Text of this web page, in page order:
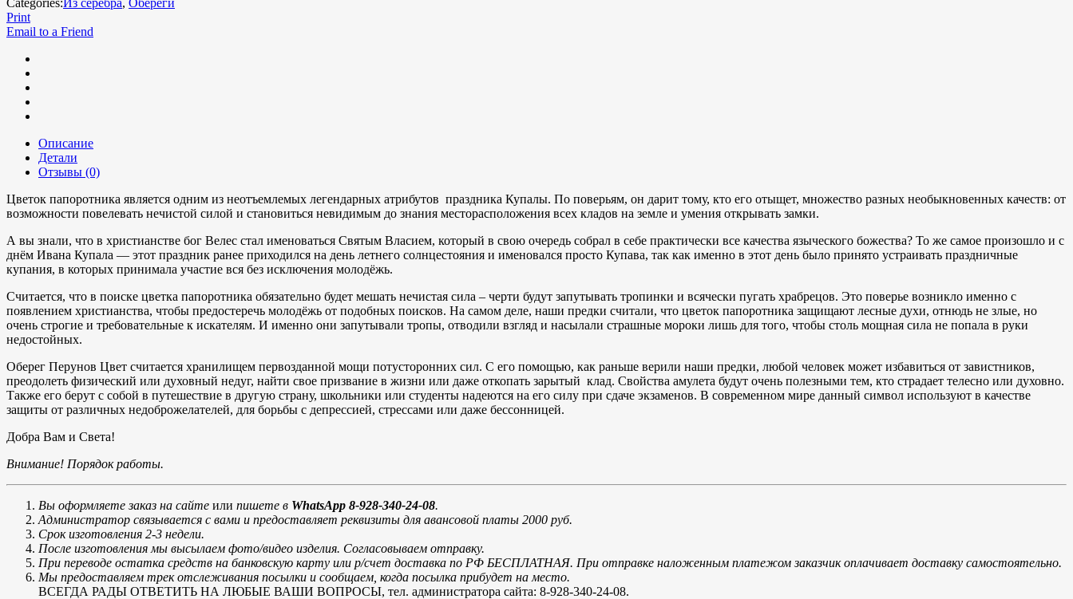
Print
Email to a Friend
Описание
Детали
Отзывы (0)
Цветок папоротника является одним из неотъемлемых легендарных атрибутов праздника Купалы. По поверьям, он дарит тому, кто его отыщет, множество разных необыкновенных качеств: от
возможности повелевать нечистой силой и становиться невидимым до знания месторасположения всех кладов на земле и умения открывать замки.
А вы знали, что в христианстве бог Велес стал именоваться Святым Власием, который в свою очередь собрал в себе практически все качества языческого божества? То же самое произошло и с
днём Ивана Купала — этот праздник ранее приходился на день летнего солнцестояния и именовался просто Купава, так как именно в этот день было принято устраивать праздничные
купания, в которых принимала участие вся без исключения молодёжь.
Считается, что в поиске цветка папоротника обязательно будет мешать нечистая сила – черти будут запутывать тропинки и всячески пугать храбрецов. Это поверье возникло именно с
появлением христианства, чтобы предостеречь молодёжь от подобных поисков. На самом деле, наши предки считали, что цветок папоротника защищают лесные духи, отнюдь не злые, но
очень строгие и требовательные к искателям. И именно они запутывали тропы, отводили взгляд и насылали страшные мороки лишь для того, чтобы столь мощная сила не попала в руки
недостойных.
Оберег Перунов Цвет считается хранилищем первозданной мощи потусторонних сил. С его помощью, как раньше верили наши предки, любой человек может избавиться от завистников,
преодолеть физический или духовный недуг, найти свое призвание в жизни или даже откопать зарытый клад. Свойства амулета будут очень полезными тем, кто страдает телесно или духовно.
Также его берут с собой в путешествие в другую страну, школьники или студенты надеются на его силу при сдаче экзаменов. В современном мире данный символ используют в качестве
защиты от различных недоброжелателей, для борьбы с депрессией, стрессами или даже бессонницей.
Добра Вам и Света!
Внимание! Порядок работы.
Вы оформляете заказ на сайте или пишете в WhatsApp 8-928-340-24-08.
Администратор связывается с вами и предоставляет реквизиты для авансовой платы 2000 руб.
Срок изготовления 2-3 недели.
После изготовления мы высылаем фото/видео изделия. Согласовываем отправку.
При переводе остатка средств на банковскую карту или р/счет доставка по РФ БЕСПЛАТНАЯ. При отправке наложенным платежом заказчик оплачивает доставку самостоятельно.
Мы предоставляем трек отслеживания посылки и сообщаем, когда посылка прибудет на место.
ВСЕГДА РАДЫ ОТВЕТИТЬ НА ЛЮБЫЕ ВАШИ ВОПРОСЫ, тел. администратора сайта: 8-928-340-24-08.